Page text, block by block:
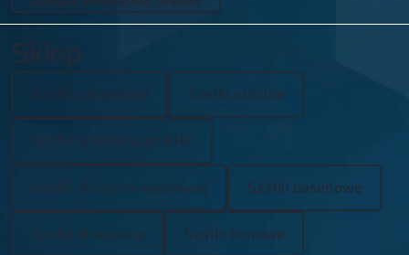
Szafki szkolne
Szafki do szatni sportowej Szafki basenowe
Szafki strażackie Szafki biurowe